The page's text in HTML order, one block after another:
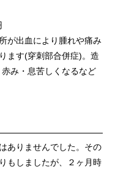
が出血により腫れや痛み
ます(穿刺部合併症)。造
み・息苦しくなるなど
ありませんでした。その
もしましたが、２ヶ月時